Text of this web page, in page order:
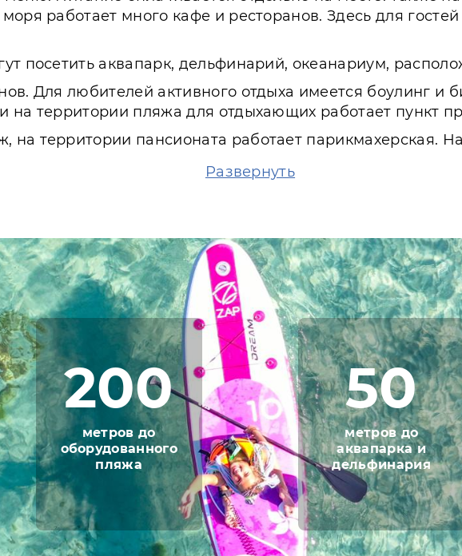
работает много кафе и ресторанов. Здесь для
посетить аквапарк, дельфинарий, океанариум,
Для любителей активного отдыха имеется боулинг и
на территории пляжа для отдыхающих работает пункт
территории пансионата работает парикмахерская.
развитая инфраструктура, море и пляж сделают
Развернуть
200
метров до
оборудованного
пляжа
50
метров до
аквапарка и
дельфинария